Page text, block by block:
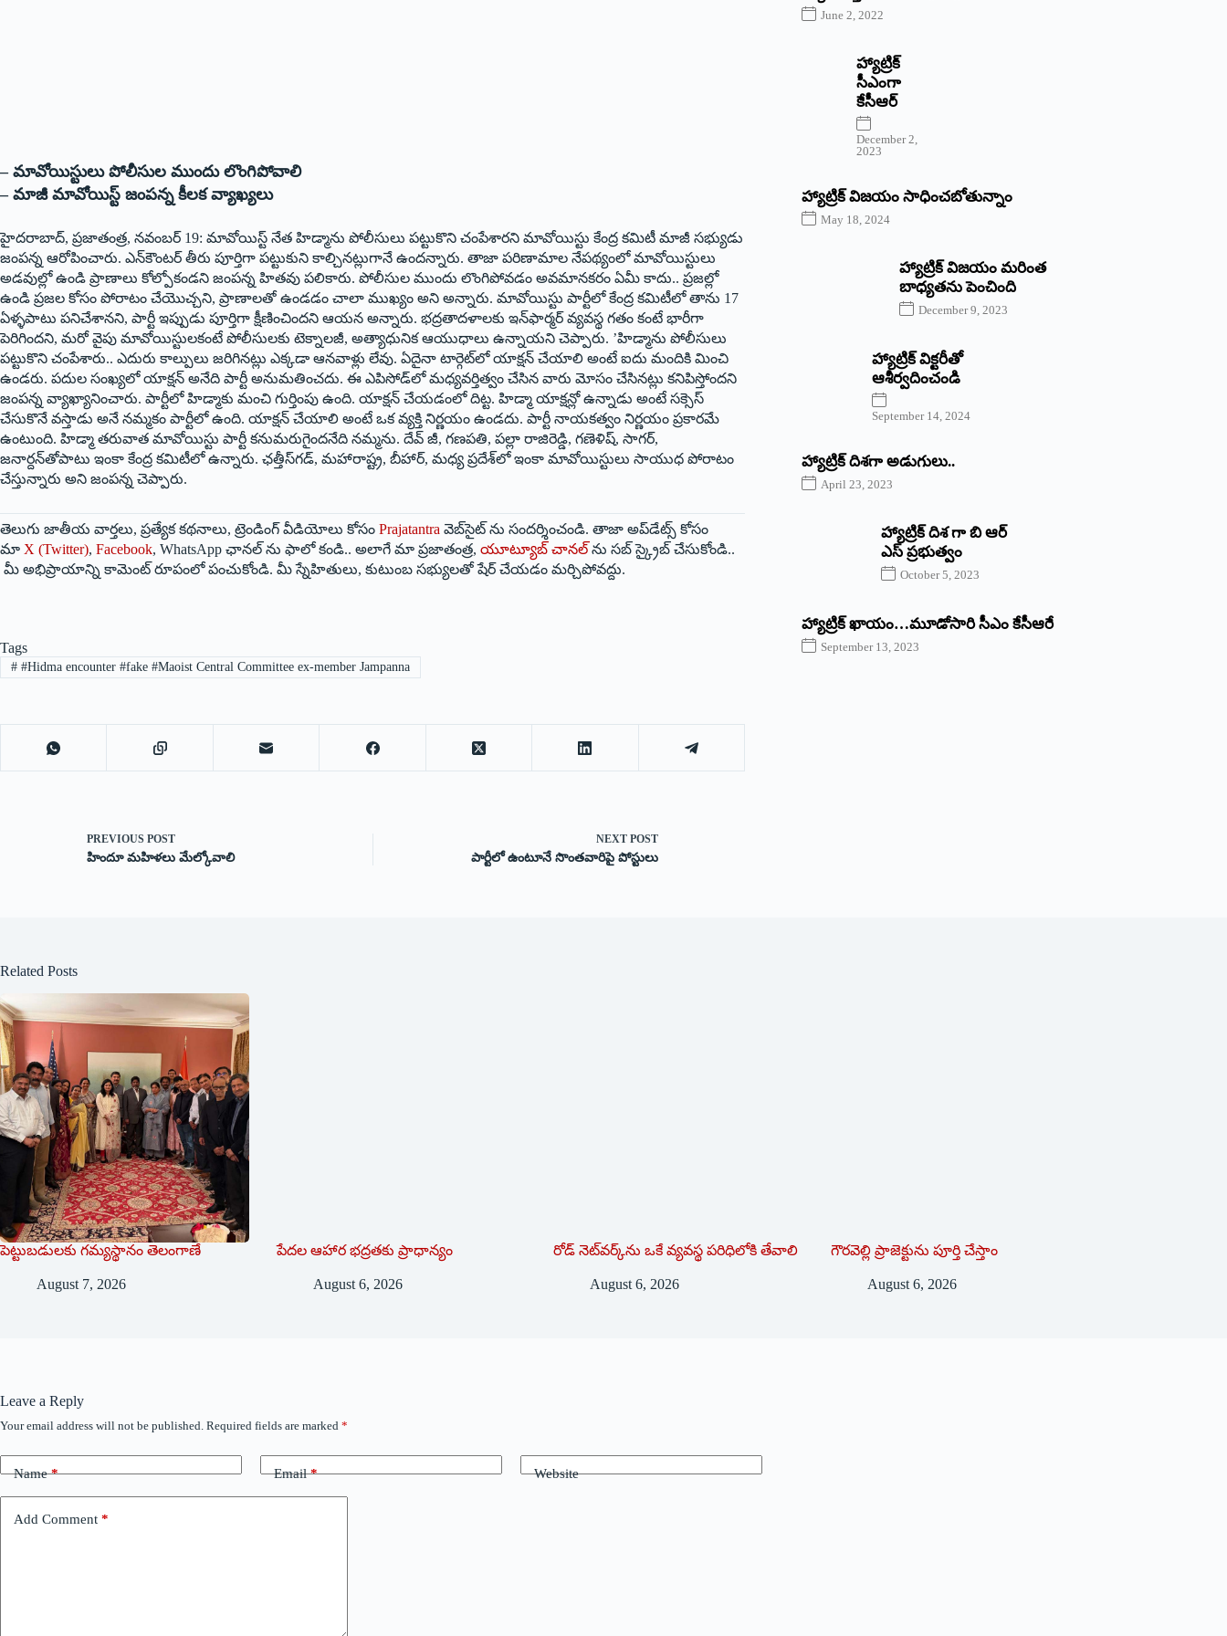
– మావోయిస్టులు పోలీసుల ముందు లొంగిపోవాలి
– మాజీ మావోయిస్ట్ ‌జంపన్న కీలక వ్యాఖ్యలు
హైదరాబాద్‌,‌ ప్రజాతంత్ర, నవంబర్‌ 19: ‌మావోయిస్ట్ ‌నేత హిడ్మాను పోలీసులు పట్టుకొని చంపేశారని మావోయిస్టు కేంద్ర కమిటీ మాజీ సభ్యుడు
జంపన్న ఆరోపించారు. ఎన్‌కౌంటర్‌ ‌తీరు పూర్తిగా పట్టుకుని కాల్చినట్లుగానే ఉందన్నారు. తాజా పరిణామాల నేపథ్యంలో మావోయిస్టులు
అడవుల్లో ఉండి ప్రాణాలు కోల్పోకండని జంపన్న హితవు పలికారు. పోలీసుల ముందు లొంగిపోవడం అవమానకరం ఏమీ కాదు.. ప్రజల్లో
ఉండి ప్రజల కోసం పోరాటం చేయొచ్చని, ప్రాణాలతో ఉండడం చాలా ముఖ్యం అని అన్నారు. మావోయిస్టు పార్టీలో కేంద్ర కమిటీలో తాను 17
ఏళ్ళపాటు పనిచేశానని, పార్టీ ఇప్పుడు పూర్తిగా క్షీణించిందని ఆయన అన్నారు. భద్రతాదళాలకు ఇన్‌ఫార్మర్‌ ‌వ్యవస్థ గతం కంటే భారీగా
పెరిగిందని, మరో వైపు మావోయిస్టులకంటే పోలీసులకు టెక్నాలజీ, అత్యాధునిక ఆయుధాలు ఉన్నాయని చెప్పారు. ’హిడ్మాను పోలీసులు
పట్టుకొని చంపేశారు.. ఎదురు కాల్పులు జరిగినట్లు ఎక్కడా ఆనవాళ్లు లేవు. ఏదైనా టార్గెట్‌లో యాక్షన్‌ ‌చేయాలి అంటే ఐదు మందికి మించి
ఉండరు. పదుల సంఖ్యలో యాక్షన్‌ అనేది పార్టీ అనుమతించదు. ఈ ఎపిసోడ్‌లో మధ్యవర్తిత్వం చేసిన వారు మోసం చేసినట్లు కనిపిస్తోందని
జంపన్న వ్యాఖ్యానించారు. పార్టీలో హిడ్మాకు మంచి గుర్తింపు ఉంది. యాక్షన్‌ ‌చేయడంలో దిట్ట. హిడ్మా యాక్షన్లో ఉన్నాడు అంటే సక్సెస్‌
‌చేసుకొనే వస్తాడు అనే నమ్మకం పార్టీలో ఉంది. యాక్షన్‌ ‌చేయాలి అంటే ఒక వ్యక్తి నిర్ణయం ఉండదు. పార్టీ నాయకత్వం నిర్ణయం ప్రకారమే
ఉంటుంది. హిడ్మా తరువాత మావోయిస్టు పార్టీ కనుమరుగైందనేది నమ్మను. దేవ్‌ ‌జీ, గణపతి, పల్లా రాజిరెడ్డి, గణెళిష్‌, ‌సాగర్‌,
‌జనార్దన్‌తోపాటు ఇంకా కేంద్ర కమిటీలో ఉన్నారు. ఛత్తీస్‌గడ్‌, ‌మహారాష్ట్ర, బీహార్‌, ‌మధ్య ప్రదేశ్‌లో ఇంకా మావోయిస్టులు సాయుధ పోరాటం
చేస్తున్నారు అని జంపన్న చెప్పారు.
తెలుగు జాతీయ వార్తలు, ప్రత్యేక కథనాలు, ట్రెండింగ్ వీడియోలు కోసం Prajatantra వెబ్‌సైట్ ను సందర్శించండి. తాజా అప్‌డేట్స్ కోసం
మా X (Twitter), Facebook, WhatsApp ఛానల్ ను ఫాలో కండి.. అలాగే మా ప్రజాతంత్ర, యూట్యూబ్ చానల్ ను సబ్ స్క్రైబ్ చేసుకోండి..
మీ అభిప్రాయాన్ని కామెంట్ రూపంలో పంచుకోండి. మీ స్నేహితులు, కుటుంబ సభ్యులతో షేర్ చేయడం మర్చిపోవద్దు.
Tags
##Hidma encounter #fake #Maoist Central Committee ex-member Jampanna
PREVIOUS POST
హిందూ మహిళలు మేల్కోవాలి
NEXTPOST
పార్టీలో ఉంటూనే సొంతవారిపై పోస్టులు
June 2, 2022
హ్యాట్రిక్‌
‌సీఎంగా
కేసీఆర్‌
December 2,
2023
హ్యాట్రిక్‌ విజయం సాధించబోతున్నాం
May 18, 2024
హ్యాట్రిక్ విజయం మరింత
బాధ్యతను పెంచింది
December 9, 2023
హ్యాట్రిక్‌ ‌విక్టరీతో
ఆశీర్వదించండి
September 14, 2024
‌హ్యాట్రిక్‌ ‌దిశగా అడుగులు..
April 23, 2023
హ్యాట్రిక్ దిశ గా బి ఆర్
ఎస్ ప్రభుత్వం
October 5, 2023
హ్యాట్రిక్‌ ‌ఖాయం…మూడోసారి సీఎం కేసీఆరే
September 13, 2023
Related Posts
పెట్టుబడులకు గమ్యస్థానం తెలంగాణే
August 7, 2026
పేదల ఆహార భద్రతకు ప్రాధాన్యం
August 6, 2026
రోడ్ నెట్‌వర్క్‌ను ఒకే వ్య‌వ‌స్థ ప‌రిధిలోకి తేవాలి
August 6, 2026
గౌరవెల్లి ప్రాజెక్టును పూర్తి చేస్తాం
August 6, 2026
Leave a Reply
Your email address will not be published. Required fields are marked *
Name* Email* Website
Add Comment *